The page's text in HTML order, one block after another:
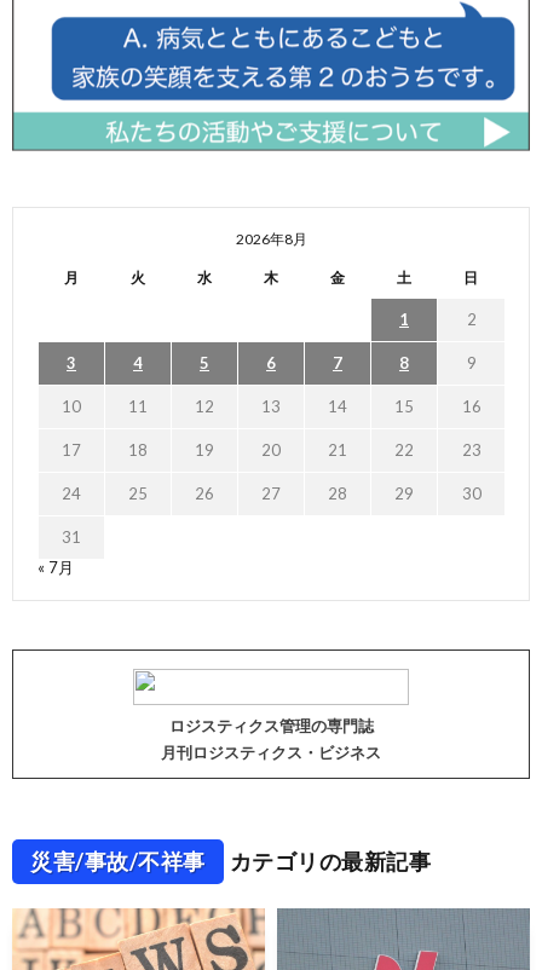
2026年8月
月 火 水 木 金 土 日
1 2
3 4 5 6 7 8 9
10 11 12 13 14 15 16
17 18 19 20 21 22 23
24 25 26 27 28 29 30
31
« 7月
ロジスティクス管理の専門誌
月刊ロジスティクス・ビジネス
災害/事故/不祥事 カテゴリの最新記事